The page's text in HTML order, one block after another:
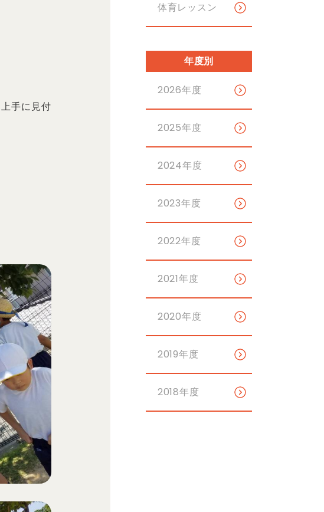
体育レッスン
年度別
2026年度
2025年度
2024年度
2023年度
2022年度
2021年度
2020年度
2019年度
2018年度
手に見付